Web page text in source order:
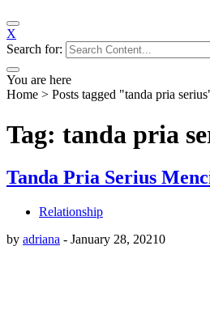
X
Search for:
You are here
Home > Posts tagged "tanda pria
Tag: tanda pria
Tanda Pria Serius
Relationship
by adriana - January 28, 20210